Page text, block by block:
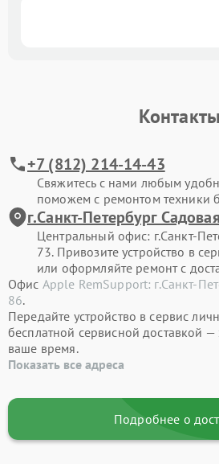
Контакты
+7 (812) 214-14-43
Свяжитесь с нами любым
поможем с ремонтом техники
г.Санкт-Петербург
Центральный офис: г.Санкт-
73. Привозите устройство в
или оформляйте ремонт с
Офис Apple RemSupport: г.Санкт-
86.
Передайте устройство в сервис
бесплатной сервисной доставкой
ваше время.
Показать все адреса
Подробнее о